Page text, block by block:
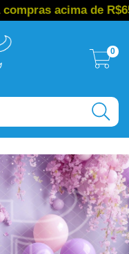
acima de R$650,00
0